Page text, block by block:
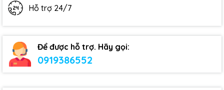
Hỗ trợ 24/7
Để được hỗ trợ. Hãy gọi:
0919386552